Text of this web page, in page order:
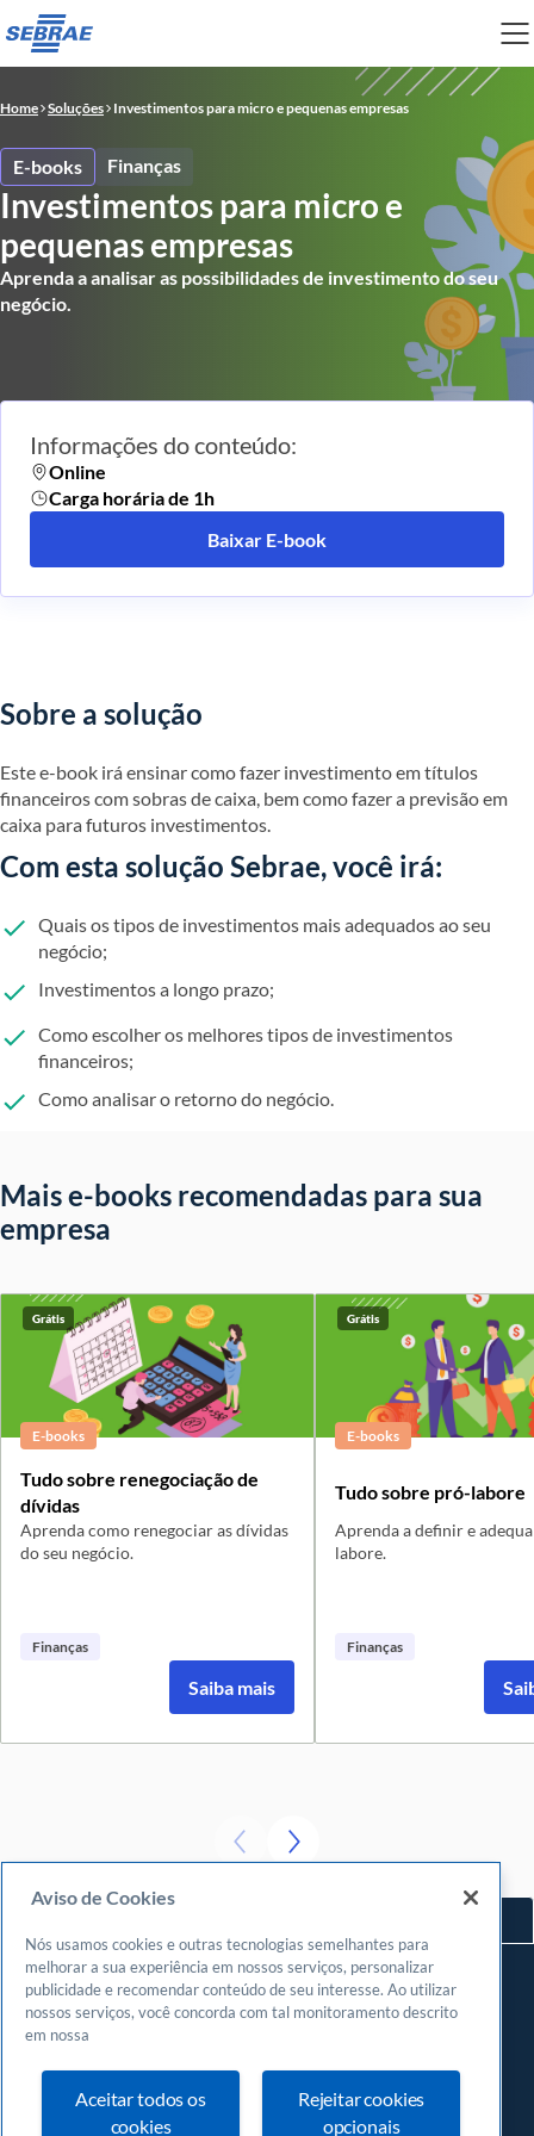
Home Soluções Investimentos para micro e pequenas empresas
E-books Finanças
Investimentos para micro e
pequenas empresas
Aprenda a analisar as possibilidades de investimento do seu
negócio.
Sobre a solução
Este e-book irá ensinar como fazer investimento em títulos
financeiros com sobras de caixa, bem como fazer a previsão em
caixa para futuros investimentos.
Com esta solução Sebrae, você irá:
Quais os tipos de investimentos mais adequados ao seu
negócio;
Investimentos a longo prazo;
Como escolher os melhores tipos de investimentos
financeiros;
Como analisar o retorno do negócio.
Informações do conteúdo:
Online
Carga horária de 1h
Baixar E-book
Mais e-books recomendadas para sua
empresa
Grátis
E-books
Tudo sobre renegociação de
dívidas
Aprenda como renegociar as dívidas
do seu negócio.
Finanças
Saiba mais
Grátis
E-books
Tudo sobre pró-labore
Aprenda a definir e
labore.
Finanças
Navegue
Meu espaço
Fazer login
Cadastrar-se
Central de atendimento
Aviso de Cookies
Nós usamos cookies e outras tecnologias semelhantes para
melhorar a sua experiência em nossos serviços, personalizar
publicidade e recomendar conteúdo de seu interesse. Ao utilizar
nossos serviços, você concorda com tal monitoramento descrito
em nossa
Aceitar todos os
cookies
Rejeitar cookies
opcionais